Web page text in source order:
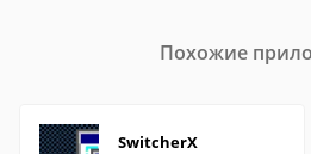
Похожие
SwitcherX